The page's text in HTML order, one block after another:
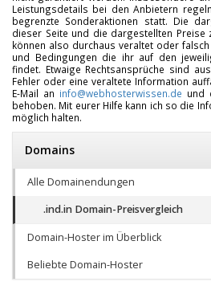
Leistungsdetails bei den Anbietern
begrenzte Sonderaktionen statt. Die
dieser Seite und die dargestellten Preise
können also durchaus veraltet oder
und Bedingungen die ihr auf den
findet. Etwaige Rechtsansprüche sind
Fehler oder eine veraltete Information
E-Mail an info@webhosterwissen.de und
behoben. Mit eurer Hilfe kann ich so die
möglich halten.
Domains
Alle Domainendungen
.ind.in Domain-Preisvergleich
Domain-Hoster im Überblick
Beliebte Domain-Hoster